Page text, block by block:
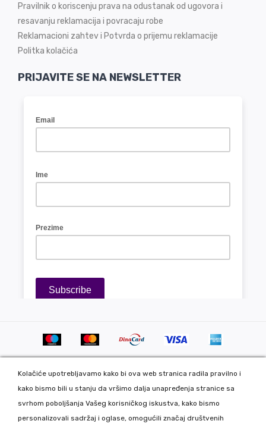
Kolačiće upotrebljavamo kako bi ova web stranica radila pravilno i
kako bismo bili u stanju da vršimo dalja unapređenja stranice sa
svrhom poboljšanja Vašeg korisničkog iskustva, kako bismo
personalizovali sadržaj i oglase, omogućili značaj društvenih
Pravilnik o koriscenju prava na odustanak od ugovora i
resavanju reklamacija i povracaju robe
Reklamacioni zahtev i Potvrda o prijemu reklamacije
Politka kolačića
PRIJAVITE SE NA NEWSLETTER
Copyright 2020 DekorDom Group DOO. All Rights Reserved. Web